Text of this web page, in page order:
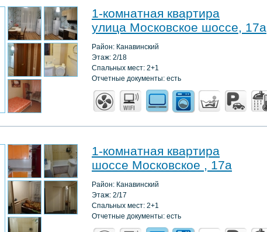
1-комнатная квартира
улица Московское шоссе, 17а
Район: Канавинский
Этаж: 2/18
Спальных мест: 2+1
Отчетные документы: есть
1-комнатная квартира
шоссе Московское , 17а
Район: Канавинский
Этаж: 2/17
Спальных мест: 2+1
Отчетные документы: есть